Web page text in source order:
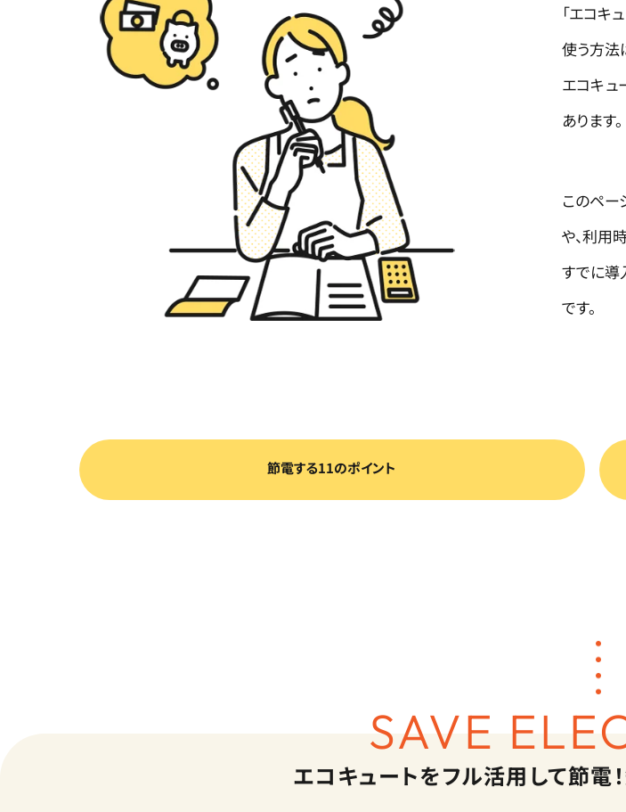
「エコキ
使う方法
エコキュ
あります。
このペ
や、利用
すでに導
です。
節電する11のポイント
SAVE
エコキュートをフル活用して節電！